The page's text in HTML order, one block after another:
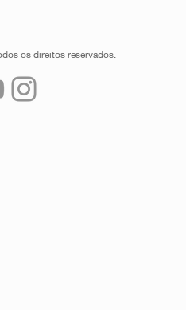
os direitos reservados.